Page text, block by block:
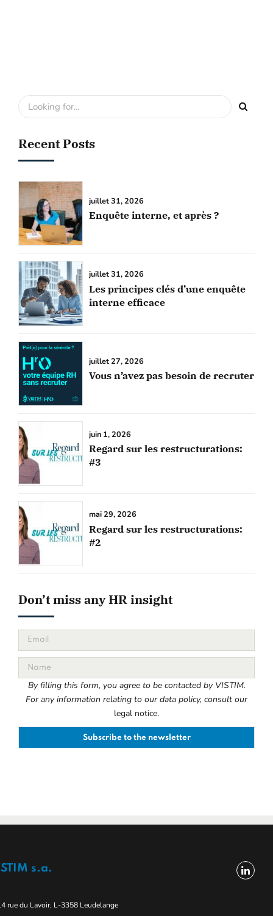
Recent Posts
juillet 31, 2026
Enquête interne, et après ?
juillet 31, 2026
Les principes clés d’une enquête
interne efficace
juillet 27, 2026
Vous n’avez pas besoin de recruter
juin 1, 2026
Regard sur les restructurations:
#3
mai 29, 2026
Regard sur les restructurations:
#2
Don’t miss any HR insight
By filling this form, you agree to be contacted by VISTIM.
For any information relating to our data policy, consult our
legal notice.
s.a.
rue du Lavoir, L-3358 Leudelange